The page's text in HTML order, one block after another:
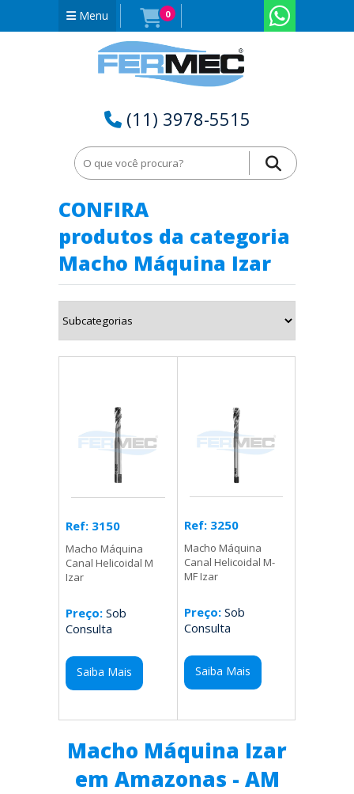
Menu 0
(11) 3978-5515
Macho Máquina Izar em Amazonas - AM
CONFIRA
produtos da categoria
Macho Máquina Izar
Ref: 3150
Macho Máquina
Canal Helicoidal M
Izar
Preço: Sob
Consulta
Saiba Mais
Ref: 3250
Macho Máquina
Canal Helicoidal M-
MF Izar
Preço:Sob
Consulta
Saiba Mais
Macho Máquina Izar
em Amazonas - AM